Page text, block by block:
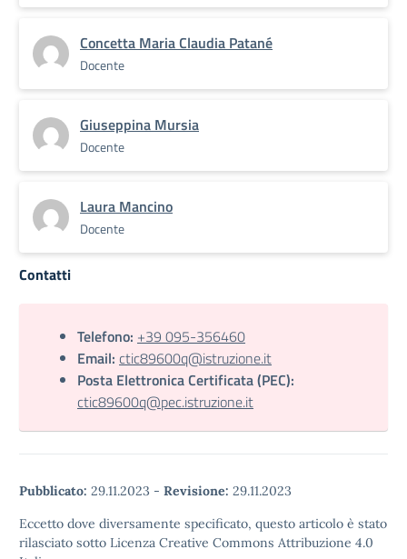
Concetta Maria Claudia Patané
Docente
Giuseppina Mursia
Docente
Laura Mancino
Docente
Contatti
Telefono: +39 095-356460
Email: ctic89600q@istruzione.it
Posta Elettronica Certificata (PEC):
ctic89600q@pec.istruzione.it
Pubblicato: 29.11.2023 - Revisione: 29.11.2023
Eccetto dove diversamente specificato, questo articolo è stato
rilasciato sotto Licenza Creative Commons Attribuzione 4.0